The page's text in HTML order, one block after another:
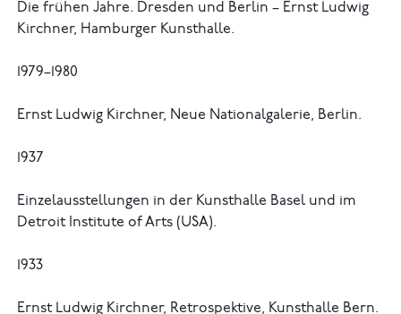
Die frühen Jahre. Dresden und Berlin – Ernst Ludwig
Kirchner, Hamburger Kunsthalle.
1979–1980
Ernst Ludwig Kirchner, Neue Nationalgalerie, Berlin.
1937
Einzelausstellungen in der Kunsthalle Basel und im
Detroit Institute of Arts (USA).
1933
Ernst Ludwig Kirchner, Retrospektive, Kunsthalle Bern.